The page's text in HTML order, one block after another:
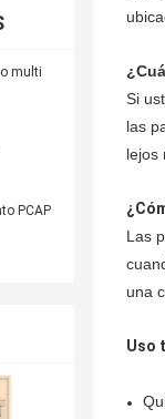
multi
PCAP
Si
las
lejos
Las
una
Uso